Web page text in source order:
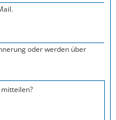
oder werden über